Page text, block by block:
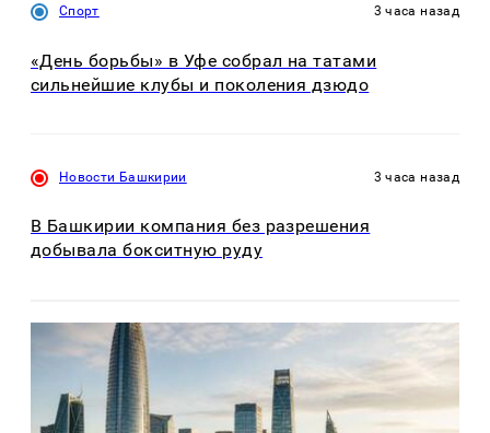
Спорт 3 часа назад
«День борьбы» в Уфе собрал на татами
сильнейшие клубы и поколения дзюдо
Новости Башкирии 3 часа назад
В Башкирии компания без разрешения
добывала бокситную руду